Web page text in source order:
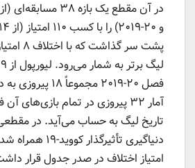
پشت سر
فصل ۲۰-۲۰۱۹
آمار ۳۲ پیروزی در تمام
تاریخ لیگ به حساب می‌آید. در
امتیاز اختلاف در صدر جدول قرار